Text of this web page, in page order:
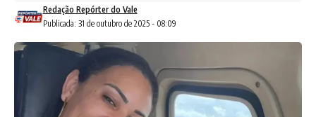
Publicada: 31 de outubro de 2025 - 08:09
Redação Repórter do Vale